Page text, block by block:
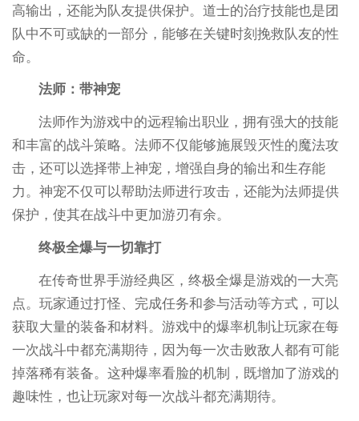
高输出，还能为队友提供保护。道士的治疗技能也是团
队中不可或缺的一部分，能够在关键时刻挽救队友的性
命。
法师：带神宠
法师作为游戏中的远程输出职业，拥有强大的技能
和丰富的战斗策略。法师不仅能够施展毁灭性的魔法攻
击，还可以选择带上神宠，增强自身的输出和生存能
力。神宠不仅可以帮助法师进行攻击，还能为法师提供
保护，使其在战斗中更加游刃有余。
终极全爆与一切靠打
在传奇世界手游经典区，终极全爆是游戏的一大亮
点。玩家通过打怪、完成任务和参与活动等方式，可以
获取大量的装备和材料。游戏中的爆率机制让玩家在每
一次战斗中都充满期待，因为每一次击败敌人都有可能
掉落稀有装备。这种爆率看脸的机制，既增加了游戏的
趣味性，也让玩家对每一次战斗都充满期待。